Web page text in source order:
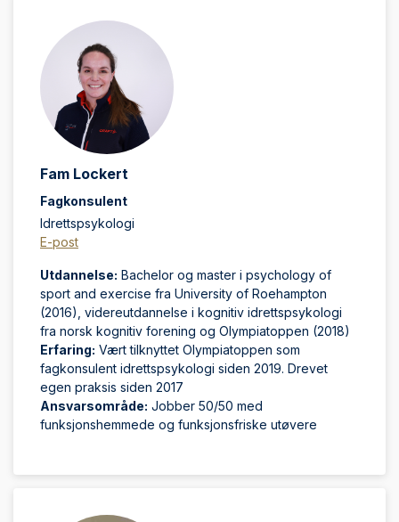
Fam Lockert
Fagkonsulent
Idrettspsykologi
E-post
Utdannelse: Bachelor og master i psychology of
sport and exercise fra University of Roehampton
(2016), videreutdannelse i kognitiv idrettspsykologi
fra norsk kognitiv forening og Olympiatoppen (2018)
Erfaring: Vært tilknyttet Olympiatoppen som
fagkonsulent idrettspsykologi siden 2019. Drevet
egen praksis siden 2017
Ansvarsområde: Jobber 50/50 med
funksjonshemmede og funksjonsfriske utøvere